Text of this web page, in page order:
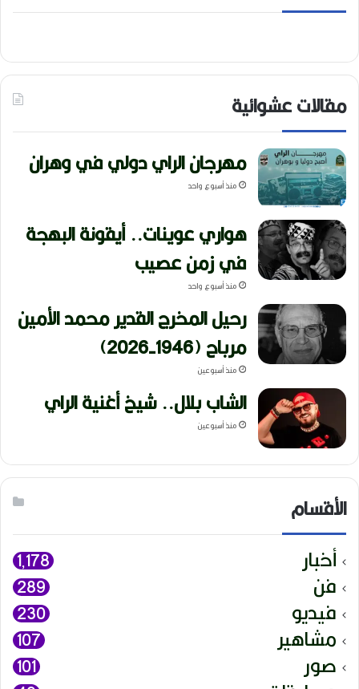
مقالات عشوائية
مهرجان الراي دولي في وهران
منذ أسبوع واحد
هواري عوينات.. أيقونة البهجة
في زمن عصيب
منذ أسبوع واحد
رحيل المخرج القدير محمد الأمين
مرباح (1946-2026)
منذ أسبوعين
الشاب بلال.. شيخ أغنية الراي
منذ أسبوعين
الأقسام
أخبار 1٬178
فن 289
فيديو 230
مشاهير 107
صور 101